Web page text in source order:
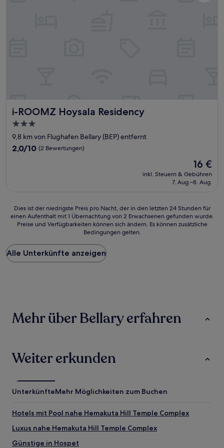
i-ROOMZ Hoysala Residency
i-ROOMZ Hoysala Residency
3.0-
Sterne-
Unterkunft
9,8 km von Flughafen Bellary (BEP) entfernt
2.0
2,0/10 (2 Bewertungen)
Der
Preis
beträgt
16 €
inkl. Steuern & Gebühren
7. Aug.–8. Aug.
Dies
ist
Preis
pro
Nacht,
für
einen
1 Übernachtung
von
gefunden
wurde.
Verfügbarkeiten
können
sich
ändern.
Dies ist der niedrigste Preis pro Nacht, der in den letzten 24 Stunden für
einen Aufenthalt mit 1 Übernachtung von 2 Erwachsenen gefunden wurde.
Preise und Verfügbarkeiten können sich ändern. Es können zusätzliche
Bedingungen gelten.
Alle Unterkünfte anzeigen
Mehr über Bellary erfahren
Weiter erkunden
UnterkünfteMehr Möglichkeiten zum Buchen
Hotels mit Pool nahe Hemakuta Hill Temple Complex
Luxus nahe Hemakuta Hill Temple Complex
Günstige in Hospet